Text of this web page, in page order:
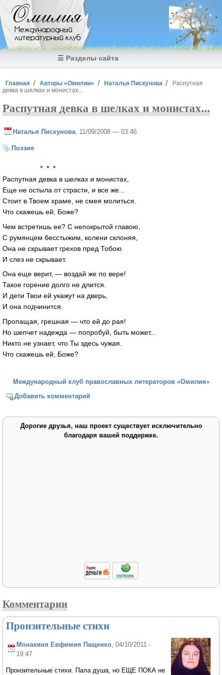
Перейти к основному содержанию
Омилия
Международный
литературный клуб
☰ Разделы сайта
Вы здесь
Главная Авторы «Омилии» Наталья Пискунова
Распутная
девка в шелках и монистах...
Распутная девка в шелках и монистах...
Наталья Пискунова , 11/09/2008 — 03:46
Поэзия
* * *
Распутная девка в шелках и монистах,
Еще не остыла от страсти, и все же...
Стоит в Твоем храме, не смея молиться.
Что скажешь ей, Боже?
Чем встретишь ее? С непокрытой главою,
С румянцем бесстыжим, колени склоняя,
Она не скрывает грехов пред Тобою
И слез не скрывает.
Она еще верит, — воздай же по вере!
Такое горение долго не длится.
И дети Твои ей укажут на дверь,
И она подчинится.
Пропащая, грешная — что ей до рая!
Но шепчет надежда — попробуй, быть может...
Никто не узнает, что Ты здесь чужая.
Что скажешь ей, Боже?
Международный клуб православных литераторов «Омилия»
Добавить комментарий
Дорогие друзья, наш проект существует исключительно
благодаря вашей поддержке.
Комментарии
Пронзительные стихи
Монахиня Евфимия Пащенко , 04/10/2011 -
19:47
Пронзительные стихи. Пала душа, но ЕЩЕ ПОКА не